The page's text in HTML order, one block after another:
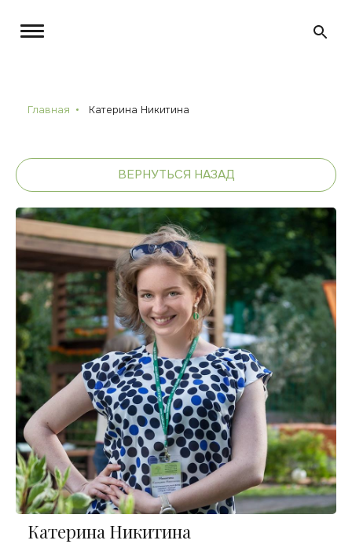
Главная Катерина Никитина
ВЕРНУТЬСЯ НАЗАД
Катерина Никитина